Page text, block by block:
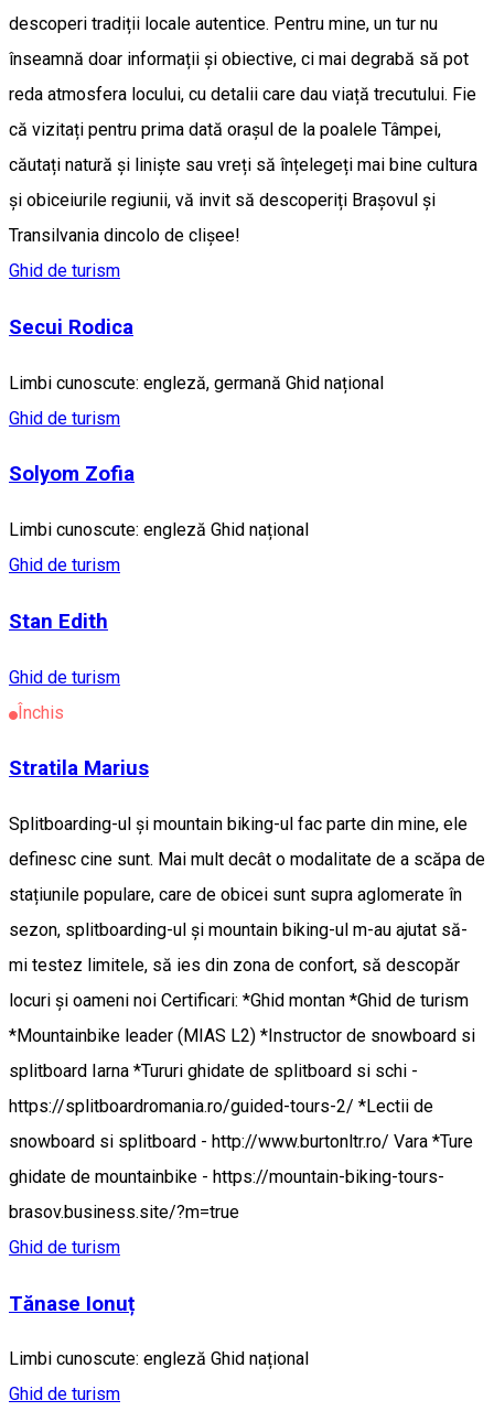
descoperi tradiții locale autentice. Pentru mine, un tur nu
înseamnă doar informații și obiective, ci mai degrabă să pot
reda atmosfera locului, cu detalii care dau viață trecutului. Fie
că vizitați pentru prima dată orașul de la poalele Tâmpei,
căutați natură și liniște sau vreți să înțelegeți mai bine cultura
și obiceiurile regiunii, vă invit să descoperiți Brașovul și
Transilvania dincolo de clișee!
Ghid de turism
Secui Rodica
Limbi cunoscute: engleză, germană Ghid național
Ghid de turism
Solyom Zofia
Limbi cunoscute: engleză Ghid național
Ghid de turism
Stan Edith
Ghid de turism
Închis
Stratila Marius
Splitboarding-ul și mountain biking-ul fac parte din mine, ele
definesc cine sunt. Mai mult decât o modalitate de a scăpa de
stațiunile populare, care de obicei sunt supra aglomerate în
sezon, splitboarding-ul și mountain biking-ul m-au ajutat să-
mi testez limitele, să ies din zona de confort, să descopăr
locuri şi oameni noi Certificari: *Ghid montan *Ghid de turism
*Mountainbike leader (MIAS L2) *Instructor de snowboard si
splitboard Iarna *Tururi ghidate de splitboard si schi -
https://splitboardromania.ro/guided-tours-2/ *Lectii de
snowboard si splitboard - http://www.burtonltr.ro/ Vara *Ture
ghidate de mountainbike - https://mountain-biking-tours-
brasov.business.site/?m=true
Ghid de turism
Tănase Ionuț
Limbi cunoscute: engleză Ghid național
Ghid de turism